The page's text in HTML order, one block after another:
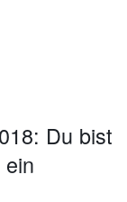
Du bist